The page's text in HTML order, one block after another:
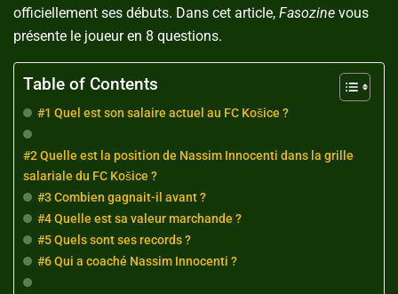
officiellement ses débuts. Dans cet article, Fasozine vous
présente le joueur en 8 questions.
Table of Contents
#1 Quel est son salaire actuel au FC Košice ?
#2 Quelle est la position de Nassim Innocenti dans la grille
salariale du FC Košice ?
#3 Combien gagnait-il avant ?
#4 Quelle est sa valeur marchande ?
#5 Quels sont ses records ?
#6 Qui a coaché Nassim Innocenti ?